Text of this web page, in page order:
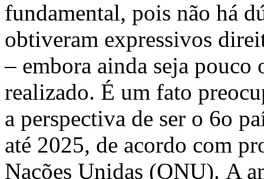
fundamental, pois não há
obtiveram expressivos
– embora ainda seja pouco
realizado. É um fato
a perspectiva de ser o 6o
até 2025, de acordo com
Nações Unidas (ONU). A